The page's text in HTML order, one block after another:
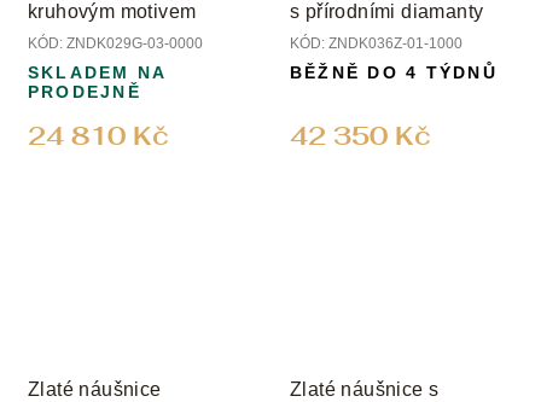
kruhovým motivem
KÓD: ZNDK029G-03-0000
24 810 Kč
SKLADEM NA
PRODEJNĚ
s přírodními diamanty
KÓD: ZNDK036Z-01-1000
42 350 Kč
BĚŽNĚ DO 4 TÝDNŮ
Zlaté náušnice
Zlaté náušnice s